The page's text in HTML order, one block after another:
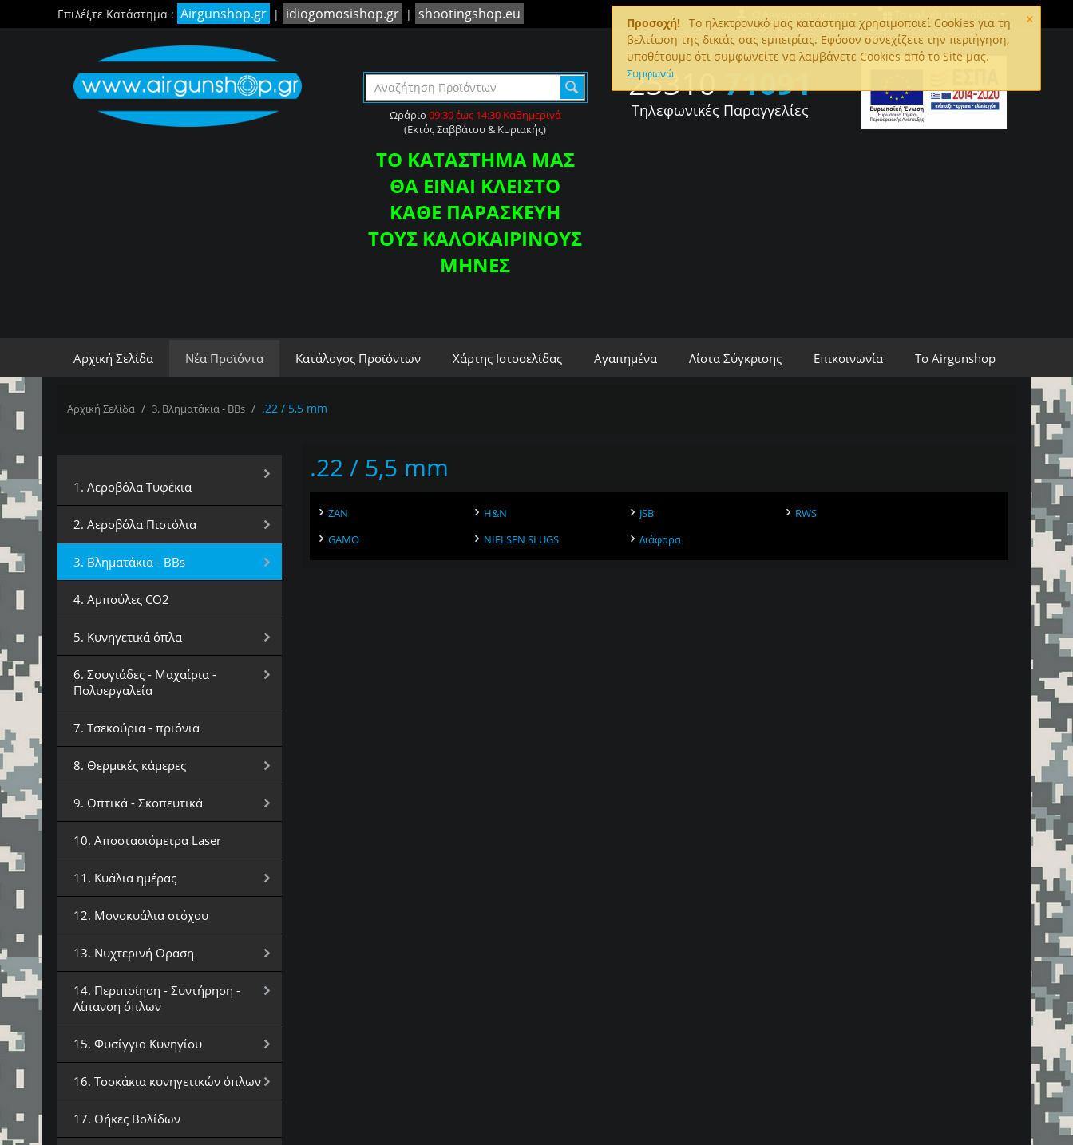
×
Προσοχή!
To ηλεκτρονικό μας κατάστημα χρησιμοποιεί Cookies για τη
βελτίωση της δικιάς σας εμπειρίας. Εφόσον συνεχίζετε την περιήγηση,
υποθέτουμε ότι συμφωνείτε να λαμβάνετε Cookies από το Site μας.
Συμφωνώ
Επιλέξτε Κατάστημα : Airgunshop.gr | idiogomosishop.gr | shootingshop.eu Το καλάθι είναι άδειο
Ο Λογαριασμός μου
Ωράριο 09:30 έως 14:30 Καθημερινά
(Εκτός Σαββάτου & Κυριακής)
ΤΟ ΚΑΤΑΣΤΗΜΑ ΜΑΣ
ΘΑ ΕΙΝΑΙ ΚΛΕΙΣΤΟ
ΚΑΘΕ ΠΑΡΑΣΚΕΥΗ
ΤΟΥΣ ΚΑΛΟΚΑΙΡΙΝΟΥΣ
ΜΗΝΕΣ
2531071091
Τηλεφωνικές Παραγγελίες
Αρχική Σελίδα Νέα Προϊόντα Κατάλογος Προϊόντων Χάρτης Ιστοσελίδας Αγαπημένα Λίστα Σύγκρισης Επικοινωνία Το Airgunshop
Αρχική Σελίδα / 3. Βληματάκια - BBs / .22 / 5,5 mm
1. Αεροβόλα Τυφέκια
2. Αεροβόλα Πιστόλια
3. Βληματάκια - BBs
4. Αμπούλες CO2
5. Κυνηγετικά όπλα
6. Σουγιάδες - Μαχαίρια -
Πολυεργαλεία
7. Τσεκούρια - πριόνια
8. Θερμικές κάμερες
9. Οπτικά - Σκοπευτικά
10. Αποστασιόμετρα Laser
11. Κυάλια ημέρας
12. Μονοκυάλια στόχου
13. Νυχτερινή Οραση
14. Περιποίηση - Συντήρηση -
Λίπανση όπλων
15. Φυσίγγια Κυνηγίου
16. Τσοκάκια κυνηγετικών όπλων
17. Θήκες Βολίδων
.22 / 5,5 mm
ZAN H&N JSB
RWS
GAMO
NIELSEN SLUGS Διάφορα